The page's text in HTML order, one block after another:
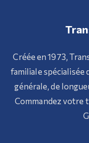
Créée en 1973,
familiale spécialisée
générale, de
Commandez votre